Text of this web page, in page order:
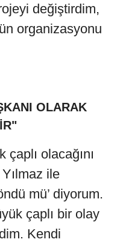
değiştirdim,
organizasyonu
OLARAK
çaplı olacağını
ile
mü’ diyorum.
çaplı bir olay
Kendi